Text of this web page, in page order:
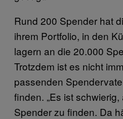
Rund 200 Spender hat
ihrem Portfolio, in den
lagern an die 20.000
Trotzdem ist es nicht
passenden
finden. „Es ist
Spender zu finden. Da